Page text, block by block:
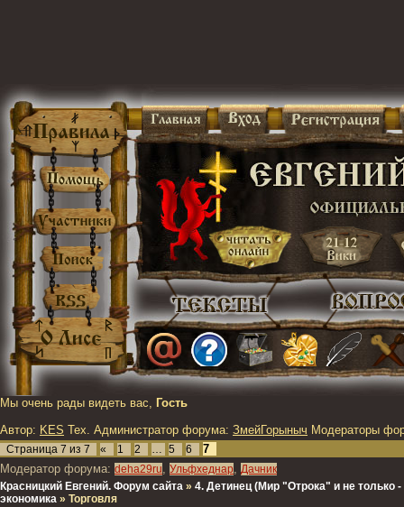
Мы очень рады видеть вас, Гость
Автор: KES Тех. Администратор форума: ЗмейГорыныч Модераторы
Страница 7 из 7 « 1 2 … 5 6
7
Модератор форума: deha29ru, Ульфхеднар, Дачник
Красницкий Евгений. Форум сайта » 4. Детинец (Мир "Отрока" и не только
экономика » Торговля